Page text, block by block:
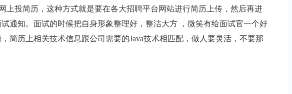
投简历，这种方式就是要在各大招聘平台网站进行简历上传，然后再进
通知。面试的时候把自身形象整理好，整洁大方 ，微笑有给面试官一个好
简历上相关技术信息跟公司需要的Java技术相匹配，做人要灵活，不要那